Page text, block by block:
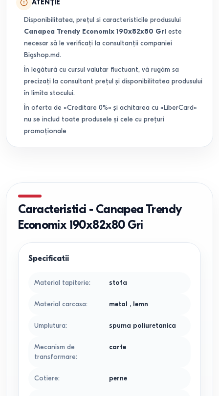
ATENȚIE
Disponibilitatea, prețul si caracteristicile produsului
Canapea Trendy Economix 190x82x80 Gri este
necesar să le verificați la consultanții companiei
Bigshop.md.
În legătură cu cursul valutar fluctuant, vă rugăm sa
precizați la consultant prețul și disponibilitatea produsului
în limita stocului.
În oferta de «Creditare 0%» și achitarea cu «LiberCard»
nu se includ toate produsele și cele cu prețuri
promoționale
Caracteristici - Canapea Trendy
Economix 190x82x80 Gri
Specificatii
Material tapiterie: stofa
Material carcasa: metal , lemn
Umplutura: spuma poliuretanica
Mecanism de
transformare:
carte
Cotiere: perne